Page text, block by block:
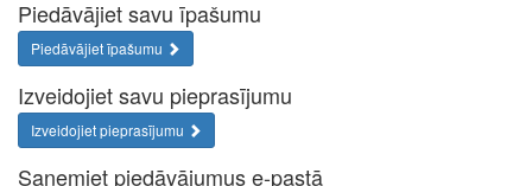
Piedāvājiet savu īpašumu
Piedāvājiet īpašumu
Izveidojiet savu pieprasījumu
Izveidojiet pieprasījumu
Saņemiet piedāvājumus e-pastā